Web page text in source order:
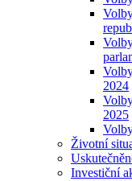
2024
2025
Životní
Investiční